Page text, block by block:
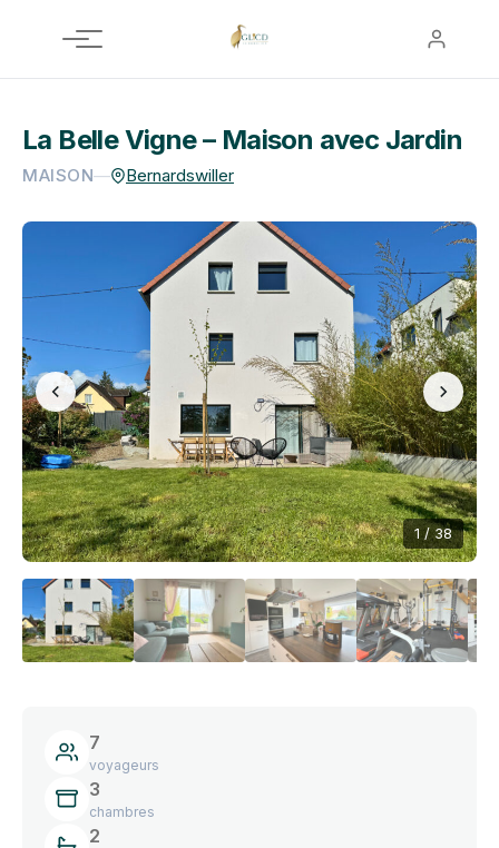
au
La Belle Vigne – Maison avec Jardin
MAISON— Bernardswiller
1 / 38
7
voyageurs
3
chambres
2